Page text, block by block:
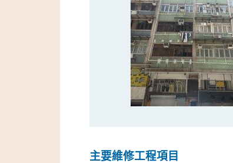
主要維修工程項目